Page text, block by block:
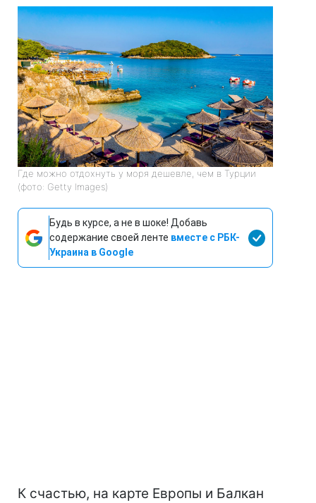
Где можно отдохнуть у моря дешевле, чем в Турции
(фото: Getty Images)
Будь в курсе, а не в шоке! Добавь
содержание своей ленте вместе с РБК-
Украина в Google
К счастью, на карте Европы и Балкан